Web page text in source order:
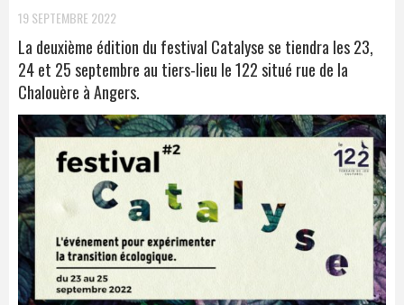
19 SEPTEMBRE 2022
La deuxième édition du festival Catalyse se tiendra les 23,
24 et 25 septembre au tiers-lieu le 122 situé rue de la
Chalouère à Angers.